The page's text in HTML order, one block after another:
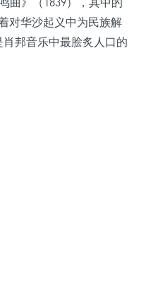
对华沙起义中为民族解
邦音乐中最脍炙人口的